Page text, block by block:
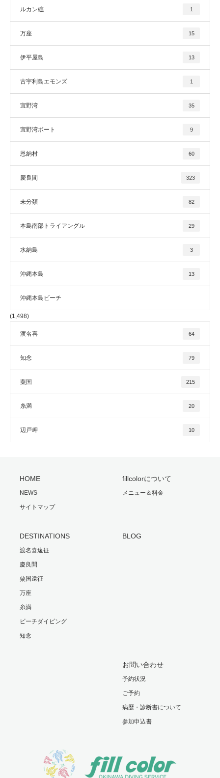
ルカン礁 1
万座 15
伊平屋島 13
古宇利島エモンズ 1
宜野湾 35
宜野湾ボート 9
恩納村 60
慶良間 323
未分類 82
本島南部トライアングル 29
水納島 3
沖縄本島 13
沖縄本島ビーチ
(1,498)
渡名喜 64
知念 79
粟国 215
糸満 20
辺戸岬 10
HOME
NEWS
サイトマップ
fillcolorについて
メニュー＆料金
DESTINATIONS
渡名喜遠征
慶良間
粟国遠征
万座
糸満
ビーチダイビング
知念
BLOG
お問い合わせ
予約状況
ご予約
病歴・診断書について
参加申込書